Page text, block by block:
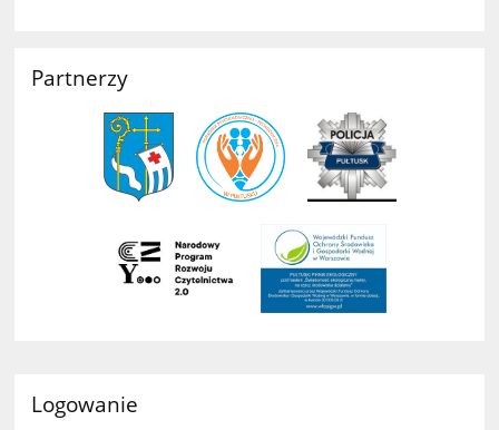
Partnerzy
Logowanie